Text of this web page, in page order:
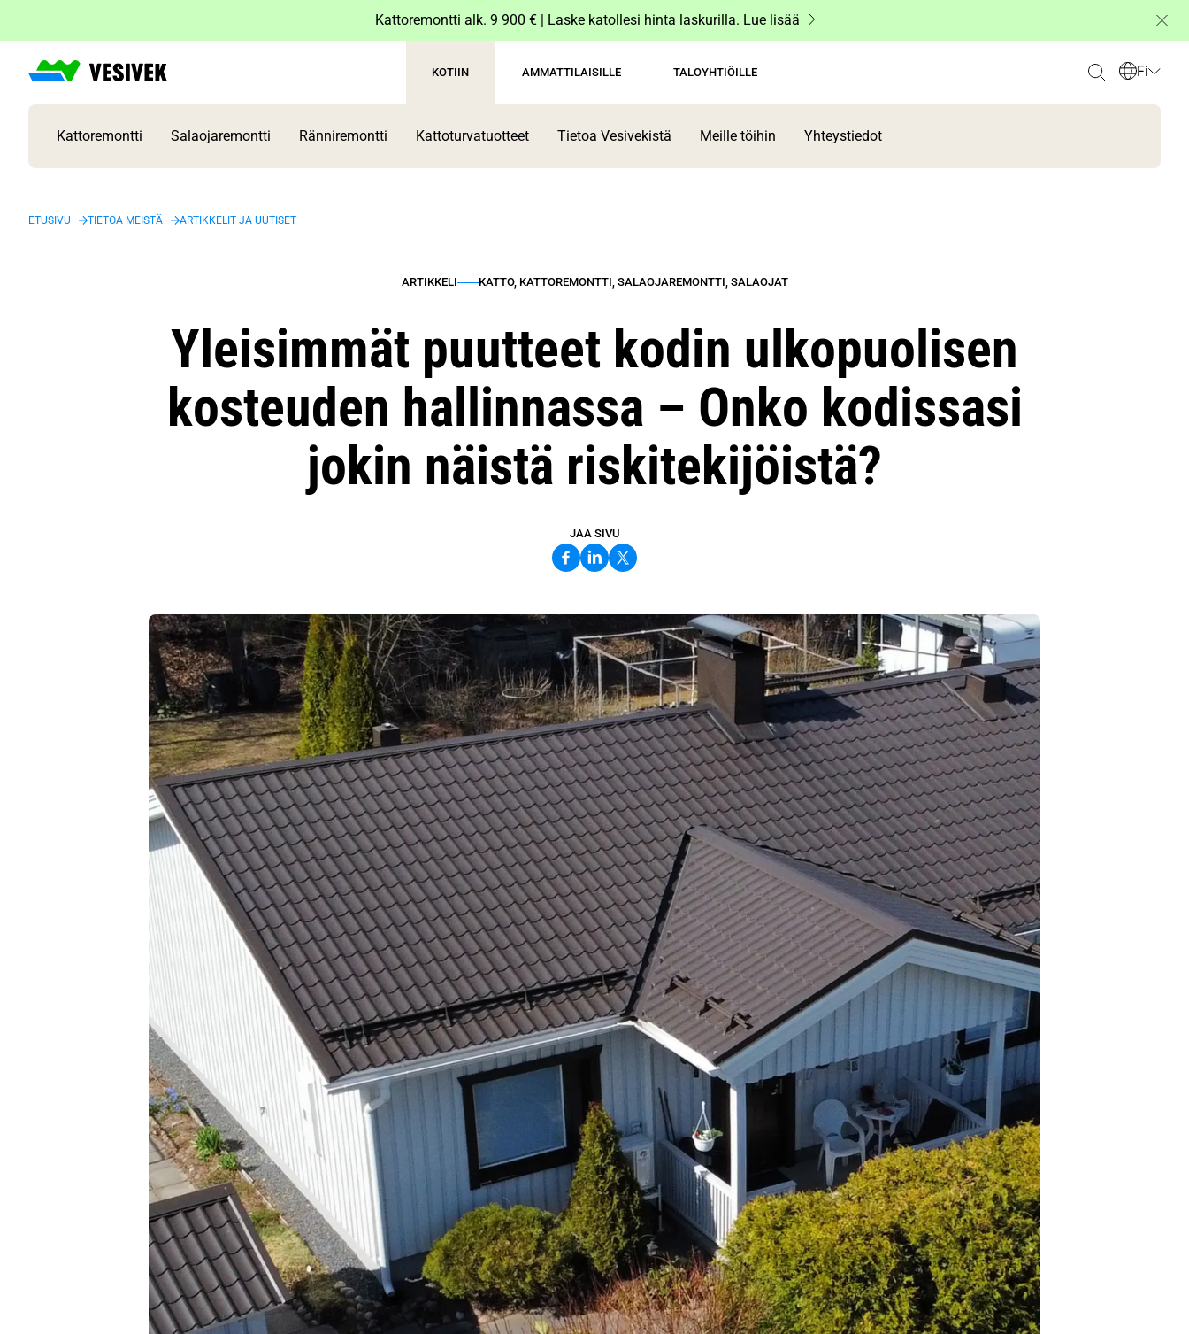
Kattoremontti alk. 9 900 € | Laske katollesi hinta laskurilla. Lue lisää
KOTIIN AMMATTILAISILLE TALOYHTIÖILLE Fi
Kattoremontti Salaojaremontti Ränniremontti Kattoturvatuotteet Tietoa Vesivekistä Meille töihin Yhteystiedot
ETUSIVU TIETOA MEISTÄ ARTIKKELIT JA UUTISET
ARTIKKELI KATTO, KATTOREMONTTI, SALAOJAREMONTTI, SALAOJAT
Yleisimmät puutteet kodin ulkopuolisen
kosteuden hallinnassa – Onko kodissasi
jokin näistä riskitekijöistä?
JAA SIVU